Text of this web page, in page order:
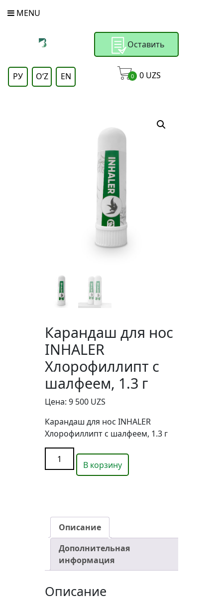
MENU
Оставить
РУ
OʻZ EN 0 0 UZS
Карандаш для нос
INHALER
Хлорофиллипт с
шалфеем, 1.3 г
Цена:9 500 UZS
Карандаш для нос INHALER
Хлорофиллипт с шалфеем, 1.3 г
Карандаш
шалфеем,
1.3
quantity
В корзину
Описание
Дополнительная
информация
Описание